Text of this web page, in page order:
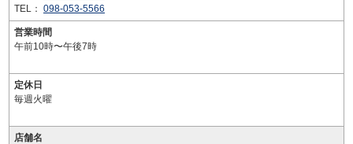
TEL： 098-053-5566
営業時間
午前10時〜午後7時
定休日
毎週火曜
店舗名